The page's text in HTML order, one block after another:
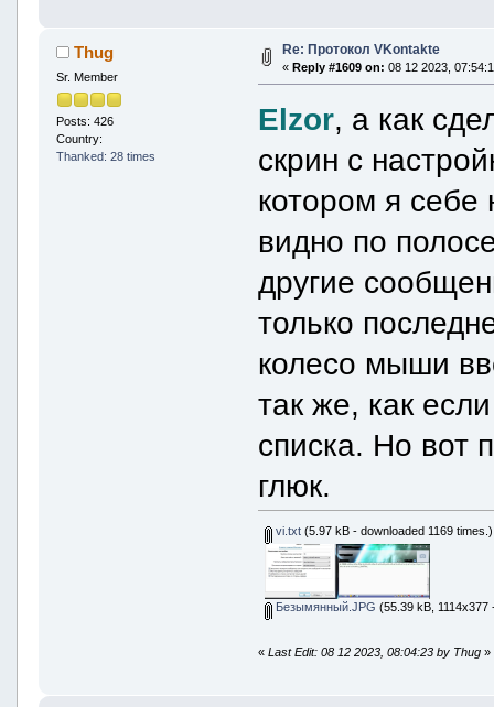
Thug
Sr. Member
Posts: 426
Country:
Thanked: 28 times
Re: Протокол VKontakte
« Reply #1609 on: 08 12 2023,
Elzor, а как
скрин с
котором я себе
видно по
другие
только
колесо мыши
так же, как
списка. Но вот
глюк.
vi.txt(5.97 kB - downloaded 1169 times.)
Безымянный.JPG (55.39 kB, 1114x377
«Last Edit: 08 12 2023, 08:04:23 by Thug »